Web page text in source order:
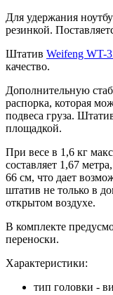
Для удержания
резинкой.
Штатив Weifeng WT-
качество.
Дополнительную
распорка, которая
подвеса груза.
площадкой.
При весе в 1,6 кг
составляет 1,67
66 см, что дает
штатив не только в
открытом воздухе.
В комплекте
переноски.
Характеристики:
тип головки -